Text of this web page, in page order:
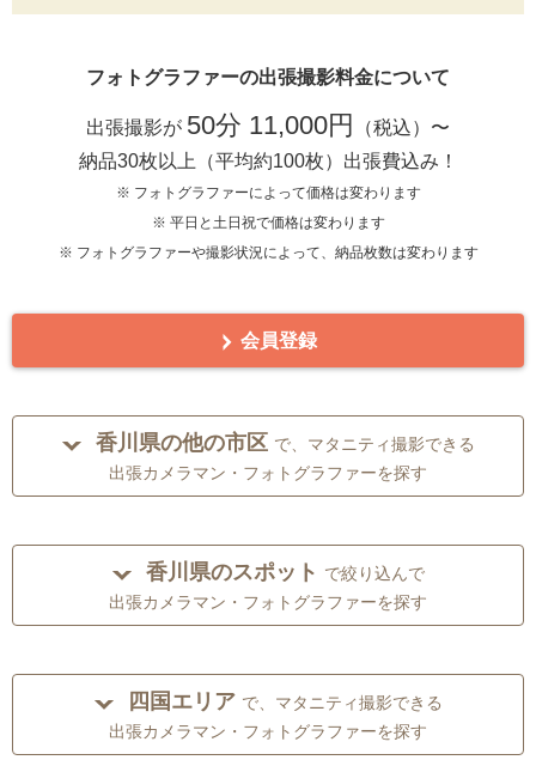
フォトグラファーの出張撮影料金について
出張撮影が 50分 11,000円
（税込）〜
納品30枚以上（平均約100枚）出張費込み！
※ フォトグラファーによって価格は変わります
※ 平日と土日祝で価格は変わります
※ フォトグラファーや撮影状況によって、納品枚数は変わります
会員登録
香川県の他の市区 で、マタニティ撮影できる
出張カメラマン・フォトグラファーを探す
香川県のスポット で絞り込んで
出張カメラマン・フォトグラファーを探す
四国エリア で、マタニティ撮影できる
出張カメラマン・フォトグラファーを探す